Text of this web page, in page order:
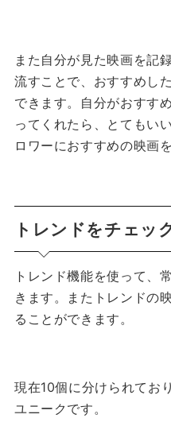
また自分が見た映画を記
流すことで、おすすめし
できます。 自分がおすす
ってくれたら、とてもい
ロワーにおすすめの映画
トレンドをチェッ
トレンド機能を使って、
きます。
またトレンドの
ることができます。
現在10個に分けられてお
ユニークです。